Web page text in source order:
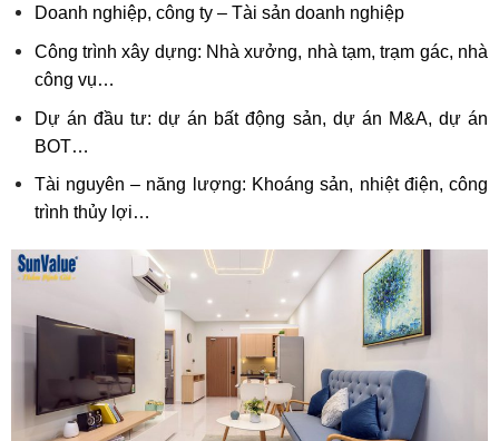
Doanh nghiệp, công ty – Tài sản doanh nghiệp
Công trình xây dựng: Nhà xưởng, nhà tạm, trạm gác, nhà
công vụ…
Dự án đầu tư: dự án bất động sản, dự án M&A, dự án
BOT…
Tài nguyên – năng lượng: Khoáng sản, nhiệt điện, công
trình thủy lợi…